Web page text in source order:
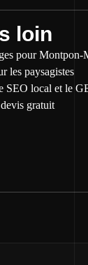
loin
pour Montpon-
les paysagistes
SEO local et le
gratuit